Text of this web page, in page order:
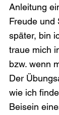
Anleitung
Freude und
später, bin
traue mich
bzw. wenn
Der
wie ich
Beisein